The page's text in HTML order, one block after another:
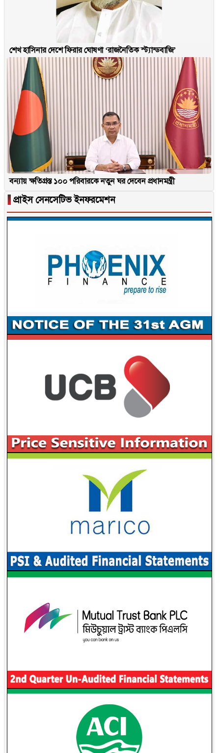
শেখ হাসিনার দেশে ফিরার ঘোষণা ‘রাজনৈতিক স্ট্যান্ডবাজি’
বন্যায় ক্ষতিগ্রস্ত ১০০ পরিবারকে নতুন ঘর দেবেন প্রধানমন্ত্রী
▐ প্রাইস সেনসেটিভ ইনফরমেশন